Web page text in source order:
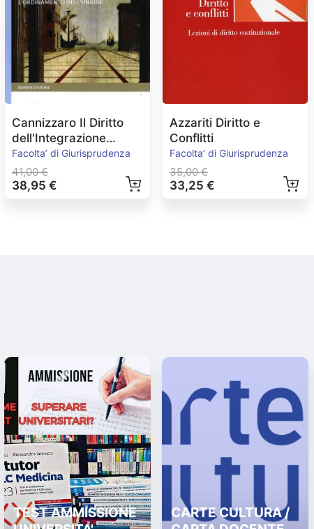
Cannizzaro Il Diritto
dell'Integrazione
Europea Ed.2022
Facolta’ di Giurisprudenza
41,00 €
38,95 €
Azzariti Diritto e
Conflitti
Facolta’ di Giurisprudenza
35,00 €
33,25 €
TEST AMMISSIONE
CARTE CULTURA /